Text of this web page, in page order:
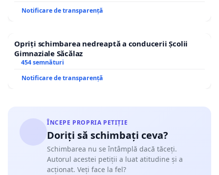
Notificare de transparență
Opriți schimbarea nedreaptă a conducerii Școlii
Gimnaziale Săcălaz
454 semnături
Notificare de transparență
ÎNCEPE PROPRIA PETIȚIE
Doriți să schimbați ceva?
Schimbarea nu se întâmplă dacă tăceți.
Autorul acestei petiții a luat atitudine și a
acționat. Veți face la fel?